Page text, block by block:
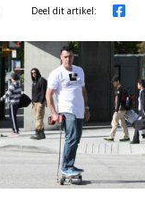
Deel dit artikel: